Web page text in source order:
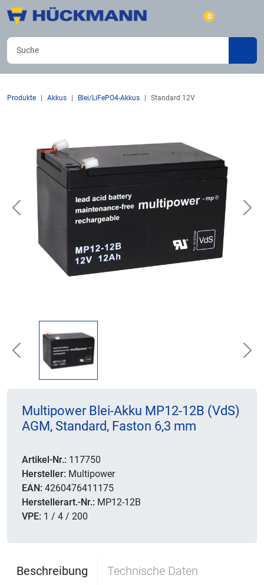
0
Produkte Akkus Blei/LiFePO4-Akkus Standard 12V
Previous
Previous
Multipower Blei-Akku MP12-12B (VdS)
AGM, Standard, Faston 6,3 mm
Artikel-Nr.: 117750
Hersteller: Multipower
EAN: 4260476411175
Herstellerart.-Nr.: MP12-12B
VPE: 1 / 4 / 200
Beschreibung Technische Daten